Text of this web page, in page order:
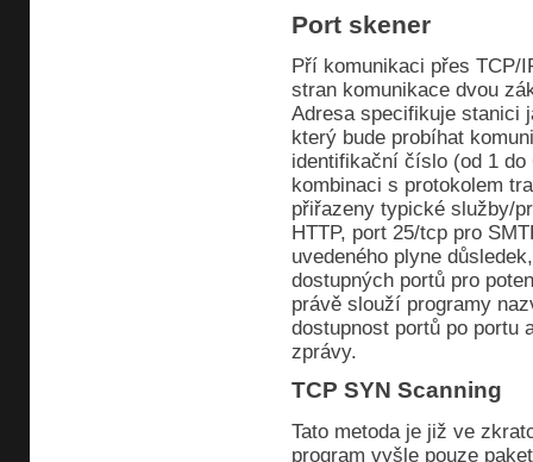
Port skener
Pří komunikaci přes
stran komunikace dvou
Adresa specifikuje stanici
který bude probíhat
identifikační číslo (od 1
kombinaci s protokolem
přiřazeny typické služby/
HTTP, port 25/tcp pro
uvedeného plyne
dostupných portů pro
právě slouží programy
dostupnost portů po portu
zprávy.
TCP SYN Scanning
Tato metoda je již ve
program vyšle pouze